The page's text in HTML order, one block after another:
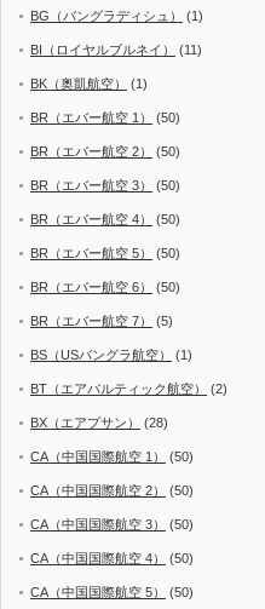
BG（バングラディシュ） (1)
BI（ロイヤルブルネイ） (11)
BK（奥凱航空） (1)
BR（エバー航空 1） (50)
BR（エバー航空 2） (50)
BR（エバー航空 3） (50)
BR（エバー航空 4） (50)
BR（エバー航空 5） (50)
BR（エバー航空 6） (50)
BR（エバー航空 7） (5)
BS（USバングラ航空） (1)
BT（エアバルティック航空） (2)
BX（エアプサン） (28)
CA（中国国際航空 1） (50)
CA（中国国際航空 2） (50)
CA（中国国際航空 3） (50)
CA（中国国際航空 4） (50)
CA（中国国際航空 5） (50)